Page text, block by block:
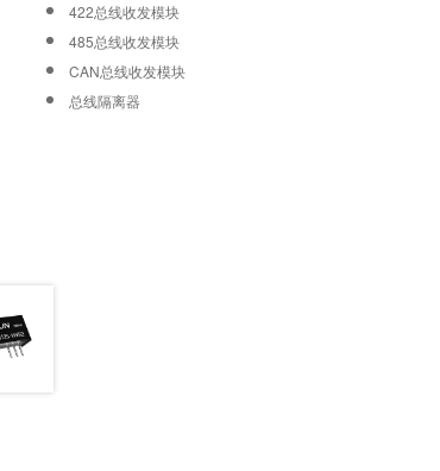
422总线收发模块
485总线收发模块
CAN总线收发模块
总线隔离器